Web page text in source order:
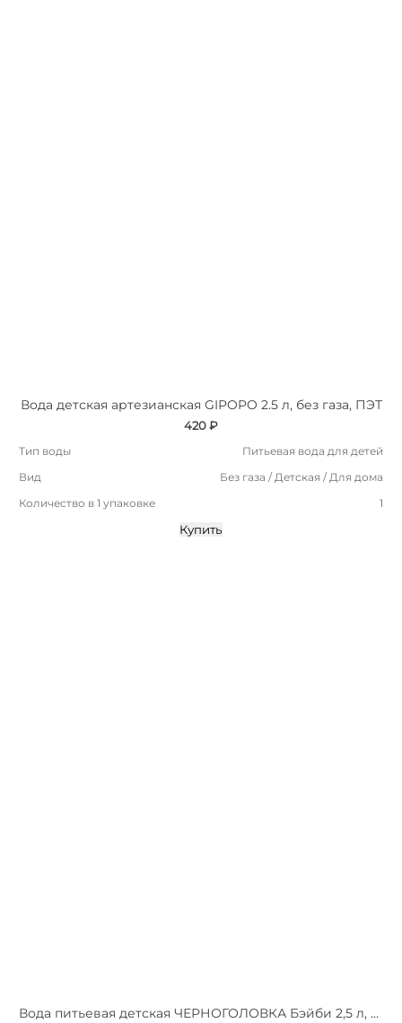
Вода детская артезианская GIPOPO 2.5 л, без газа, ПЭТ
420 ₽
Тип воды
Питьевая вода для детей
Вид
Без газа / Детская / Для дома
Количество в 1 упаковке
1
Купить
Вода питьевая детская ЧЕРНОГОЛОВКА Бэйби 2,5 л, без газа, ПЭТ